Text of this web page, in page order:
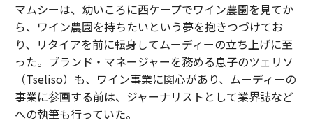
マムシーは、幼いころに西ケープでワイン農園を見てか
ら、ワイン農園を持ちたいという夢を抱きつづけてお
り、リタイアを前に転身してムーディーの立ち上げに至
った。ブランド・マネージャーを務める息子のツェリソ
（Tseliso）も、ワイン事業に関心があり、ムーディーの
事業に参画する前は、ジャーナリストとして業界誌など
への執筆も行っていた。